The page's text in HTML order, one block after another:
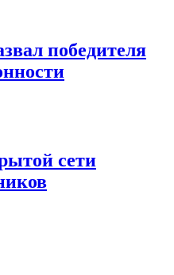
победителя
сети